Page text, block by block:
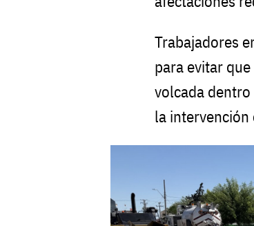
Trabajadores
para evitar
volcada
la intervención